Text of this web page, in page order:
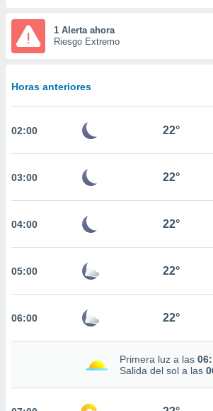
basada
permite
seguir
coste.
botón
a la
todas
nos
y análisis
como
en
1 Alerta ahora
Riesgo Extremo
Horas anteriores
02:00 22°
03:00 22°
04:00 22°
05:00 22°
06:00 22°
Primera luz a las
Salida del sol a las